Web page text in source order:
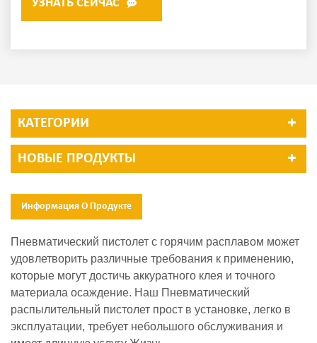
УЗНАТЬ СЕЙЧАС
КАТЕГОРИИ
НОВЫЕ ПРОДУКТЫ
Информация О Продукте
Пневматический пистолет с горячим расплавом может
удовлетворить различные требования к применению,
которые могут достичь аккуратного клея и точного
материала осаждение. Наш Пневматический
распылительный пистолет прост в установке, легко в
эксплуатации, требует небольшого обслуживания и